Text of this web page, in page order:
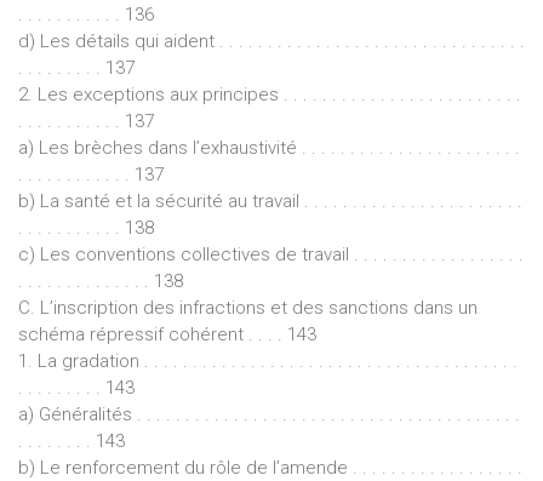
. . . . . . . . . . . 136
d) Les détails qui aident . . . . . . . . . . . . . . . . . . . . . . . . . . . . . . . .
. . . . . . . . . 137
2. Les exceptions aux principes . . . . . . . . . . . . . . . . . . . . . . . . .
. . . . . . . . . . . 137
a) Les brèches dans l’exhaustivité . . . . . . . . . . . . . . . . . . . . . . .
. . . . . . . . . . . . 137
b) La santé et la sécurité au travail . . . . . . . . . . . . . . . . . . . . . . .
. . . . . . . . . . . 138
c) Les conventions collectives de travail . . . . . . . . . . . . . . . . . .
. . . . . . . . . . . . . . 138
C. L’inscription des infractions et des sanctions dans un
schéma répressif cohérent . . . . 143
1. La gradation . . . . . . . . . . . . . . . . . . . . . . . . . . . . . . . . . . . . . . .
. . . . . . . . . 143
a) Généralités . . . . . . . . . . . . . . . . . . . . . . . . . . . . . . . . . . . . . . . .
. . . . . . . . 143
b) Le renforcement du rôle de l’amende . . . . . . . . . . . . . . . . . .